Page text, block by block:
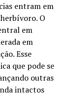
entram em
O
em
em
Esse
que pode se
outras
intactos